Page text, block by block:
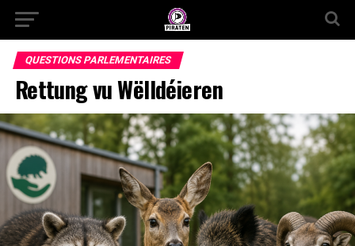
QUESTIONS PARLEMENTAIRES
Rettung vu Wëlldéieren